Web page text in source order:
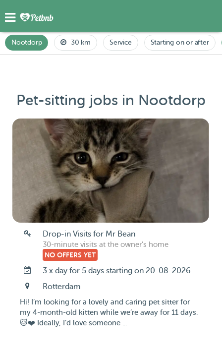
Nootdorp 30 km Service Starting on or after
Pet-sitting jobs in Nootdorp
Drop-in Visits for Mr Bean
30-minute visits at the owner's home
NO OFFERS YET
3 x day for 5 days starting on 20-08-2026
Rotterdam
Hi! I’m looking for a lovely and caring pet sitter for
my 4-month-old kitten while we’re away for 11 days.
🐱❤️ Ideally, I’d love someone ...